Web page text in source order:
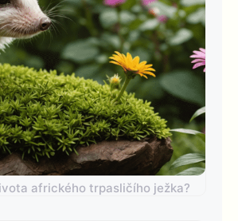
afrického trpasličího ježka?